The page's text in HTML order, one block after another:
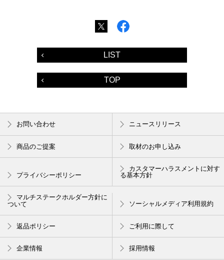
LIST
TOP
お問い合わせ ニュースリリース
商品のご提案 取材のお申し込み
プライバシーポリシー
カスタマーハラスメントに対す
る基本方針
マルチステークホルダー方針に
ついて
ソーシャルメディア利用規約
返品ポリシー ご利用に際して
企業情報 採用情報